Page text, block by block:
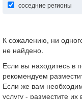
соседние регионы
К сожалению, ни
не найдено.
Если вы находитесь в
рекомендуем
Если же вам
услугу - разместите их